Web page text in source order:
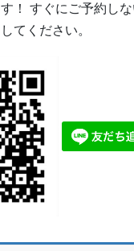
！ すぐにご予約し
てください。